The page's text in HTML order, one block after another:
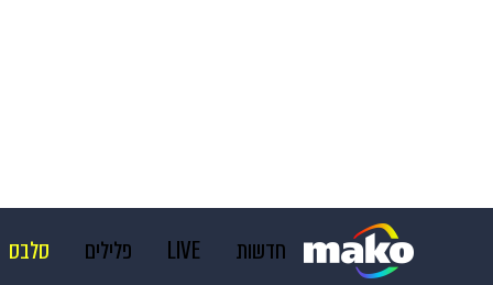
חדשות LIVE פלילים סלבס